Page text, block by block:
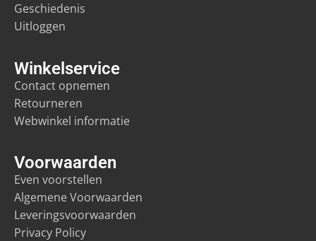
Voorwaarden
Even voorstellen
Algemene Voorwaarden
Leveringsvoorwaarden
Privacy Policy
Winkelservice
Contact opnemen
Retourneren
Webwinkel informatie
Geschiedenis
Uitloggen